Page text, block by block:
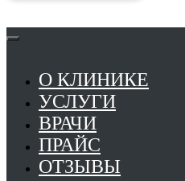
О КЛИНИКЕ
УСЛУГИ
ВРАЧИ
ПРАЙС
ОТЗЫВЫ